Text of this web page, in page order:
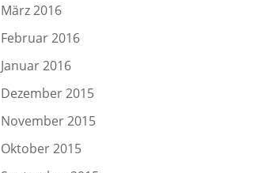
März 2016
Februar 2016
Januar 2016
Dezember 2015
November 2015
Oktober 2015